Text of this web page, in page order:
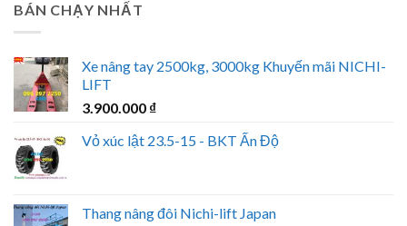
BÁN CHẠY NHẤT
Xe nâng tay 2500kg, 3000kg Khuyến mãi NICHI-
LIFT
3.900.000 ₫
Vỏ xúc lật 23.5-15 - BKT Ấn Độ
Thang nâng đôi Nichi-lift Japan